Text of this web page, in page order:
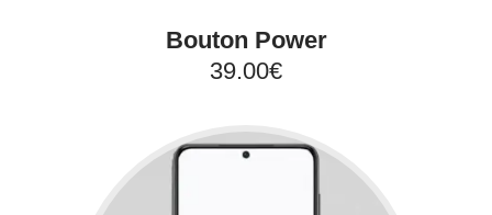
Bouton Power
39.00€